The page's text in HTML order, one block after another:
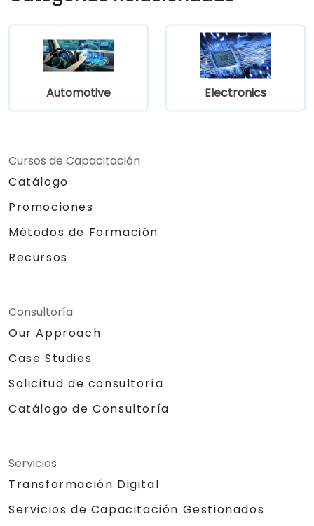
Automotive Electronics
Cursos de Capacitación
Catálogo
Promociones
Métodos de Formación
Recursos
Consultoría
Our Approach
Case Studies
Solicitud de consultoría
Catálogo de Consultoría
Servicios
Transformación Digital
Servicios de Capacitación Gestionados